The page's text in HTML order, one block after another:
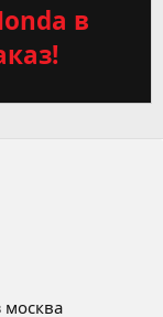
в
москва